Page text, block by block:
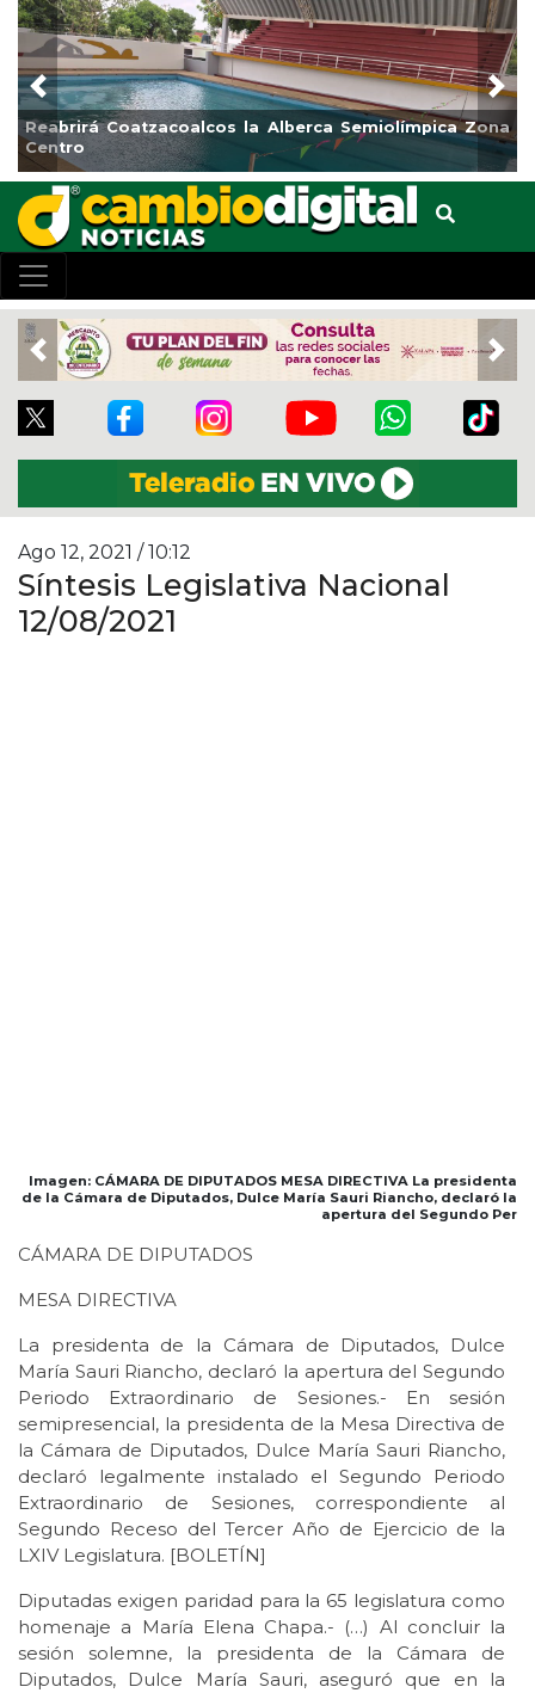
Reabrirá Coatzacoalcos la Alberca Semiolímpica Zona
Centro
Previous
Previous
Ago 12, 2021 / 10:12
Síntesis Legislativa Nacional
12/08/2021
Imagen: CÁMARA DE DIPUTADOS MESA DIRECTIVA La presidenta
de la Cámara de Diputados, Dulce María Sauri Riancho, declaró la
apertura del Segundo Per
CÁMARA DE DIPUTADOS
MESA DIRECTIVA
La presidenta de la Cámara de Diputados, Dulce
María Sauri Riancho, declaró la apertura del Segundo
Periodo Extraordinario de Sesiones.- En sesión
semipresencial, la presidenta de la Mesa Directiva de
la Cámara de Diputados, Dulce María Sauri Riancho,
declaró legalmente instalado el Segundo Periodo
Extraordinario de Sesiones, correspondiente al
Segundo Receso del Tercer Año de Ejercicio de la
LXIV Legislatura. [BOLETÍN]
Diputadas exigen paridad para la 65 legislatura como
homenaje a María Elena Chapa.- (…) Al concluir la
sesión solemne, la presidenta de la Cámara de
Diputados, Dulce María Sauri, aseguró que en la